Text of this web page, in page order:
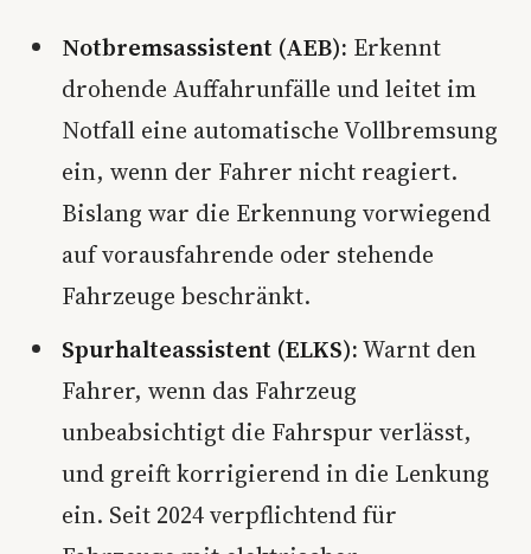
Notbremsassistent (AEB): Erkennt
drohende Auffahrunfälle und leitet im
Notfall eine automatische Vollbremsung
ein, wenn der Fahrer nicht reagiert.
Bislang war die Erkennung vorwiegend
auf vorausfahrende oder stehende
Fahrzeuge beschränkt.
Spurhalteassistent (ELKS):Warnt den
Fahrer, wenn das Fahrzeug
unbeabsichtigt die Fahrspur verlässt,
und greift korrigierend in die Lenkung
ein. Seit 2024 verpflichtend für